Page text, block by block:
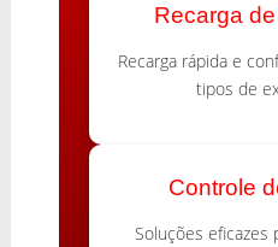
Recarga
Recarga rápida e
tipos de
Controle
Soluções eficazes